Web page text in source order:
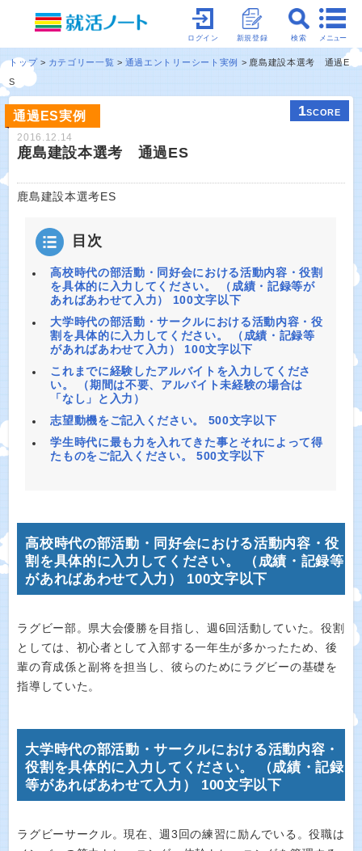
メニュー
検索
新規登録
ログイン
トップ カテゴリー一覧 通過エントリーシート実例
鹿島建設本選考 通過E
S
通過ES実例 1SCORE
2016.12.14
鹿島建設本選考 通過ES
鹿島建設本選考ES
目次
高校時代の部活動・同好会における活動内容・役割
を具体的に入力してください。 （成績・記録等が
あればあわせて入力） 100文字以下
大学時代の部活動・サークルにおける活動内容・役
割を具体的に入力してください。 （成績・記録等
があればあわせて入力） 100文字以下
これまでに経験したアルバイトを入力してくださ
い。 （期間は不要、アルバイト未経験の場合は
「なし」と入力）
志望動機をご記入ください。 500文字以下
学生時代に最も力を入れてきた事とそれによって得
たものをご記入ください。 500文字以下
高校時代の部活動・同好会における活動内容・役
割を具体的に入力してください。 （成績・記録等
があればあわせて入力） 100文字以下
ラグビー部。県大会優勝を目指し、週6回活動していた。役割
としては、初心者として入部する一年生が多かったため、後
輩の育成係と副将を担当し、彼らのためにラグビーの基礎を
指導していた。
大学時代の部活動・サークルにおける活動内容・
役割を具体的に入力してください。 （成績・記録
等があればあわせて入力） 100文字以下
ラグビーサークル。現在、週3回の練習に励んでいる。役職は